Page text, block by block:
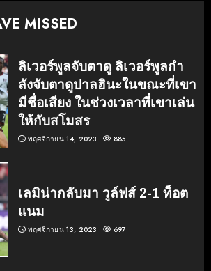
MISSED
ลิเวอร์พูลจับตาดู ลิเวอร์พูลกํา
ลังจับตาดูปาลฮินะในขณะที่เขา
มีชื่อเสียง ในช่วงเวลาที่เขาเล่น
ให้กับสโมสร
พฤศจิกายน 14, 2023 885
เลมิน่ากลับมา วูล์ฟส์ 2-1 ท็อต
แนม
พฤศจิกายน 13, 2023 697